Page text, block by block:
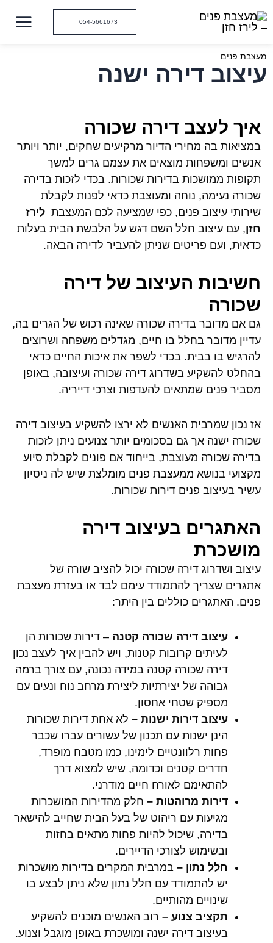
לתוכן
054-5661673
מעצבת פנים
עיצוב דירה ישנה
איך לעצב דירה שכורה
במציאות בה מחירי הדיור מרקיעים שחקים, יותר ויותר
אנשים ומשפחות מוצאים את עצמם גרים למשך
תקופות ממושכות בדירות שכורות. בכדי לזכות בדירה
שכורה נעימה, נוחה ומעוצבת כדאי לפנות לקבלת
שירותי עיצוב פנים, כפי שמציעה לכם המעצבת לירז
חזן, עם עיצוב חלל השם דגש על הלבשת הבית בעלות
כדאית, ועם פריטים שניתן להעביר לדירה הבאה.
חשיבות העיצוב של דירה
שכורה
גם אם מדובר בדירה שכורה שאינה רכוש של הגרים בה,
עדיין מדובר בחלל בו חיים, מגדלים משפחה ושרוצים
להרגיש בו בבית. בכדי לשפר את איכות החיים כדאי
בהחלט להשקיע בשדרוג דירה שכורה ועיצובה, באופן
מסביר פנים שמתאים להעדפות וצרכי דייריה.
אז נכון שמרבית האנשים לא ירצו להשקיע בעיצוב דירה
שכורה ישנה אך גם בסכומים יותר צנועים ניתן לזכות
בדירה שכורה מעוצבת, בייחוד אם פונים לקבלת סיוע
מקצועי בנושא ממעצבת פנים מומלצת שיש לה ניסיון
עשיר בעיצוב פנים דירות שכורות.
האתגרים בעיצוב דירה
מושכרת
עיצוב ושדרוג דירה ​שכורה יכול להציב שורה של
אתגרים שצריך להתמודד עימם לבד או בעזרת מעצבת
פנים. האתגרים כוללים בין היתר:
עיצוב דירה שכורה קטנה – דירות שכורות הן
לעיתים קרובות קטנות, ויש להבין איך לעצב נכון
דירה שכורה קטנה במידה נכונה, עם צורך ברמה
גבוהה של יצירתיות ליצירת מרחב נוח ונעים עם
מספיק שטחי אחסון.
עיצוב דירות ישנות – לא אחת דירות שכורות
הינן ישנות עם תכנון של עשורים עברו שכבר
פחות רלוונטיים לימינו, כמו מטבח מופרד,
חדרים קטנים וכדומה, שיש למצוא דרך
להתאימם לאורח חיים מודרני.
דירות מרוהטות – חלק מהדירות המושכרות
מגיעות עם ריהוט של בעל הבית שחייב להישאר
בדירה, שיכול להיות פחות מתאים בחזות
ובשימוש לצורכי הדיירים.
חלל נתון – במרבית המקרים בדירות מושכרות
יש להתמודד עם חלל נתון שלא ניתן לבצע בו
שינויים מהותיים.
תקציב צנוע – רוב האנשים מוכנים להשקיע
בעיצוב דירה ישנה ומושכרת באופן מוגבל וצנוע.